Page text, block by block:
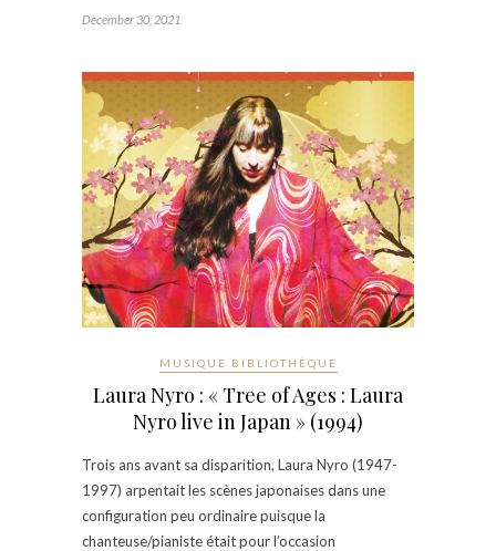
December 30, 2021
MUSIQUE BIBLIOTHÈQUE
Laura Nyro : « Tree of Ages : Laura
Nyro live in Japan » (1994)
Trois ans avant sa disparition, Laura Nyro (1947-
1997) arpentait les scènes japonaises dans une
configuration peu ordinaire puisque la
chanteuse/pianiste était pour l’occasion